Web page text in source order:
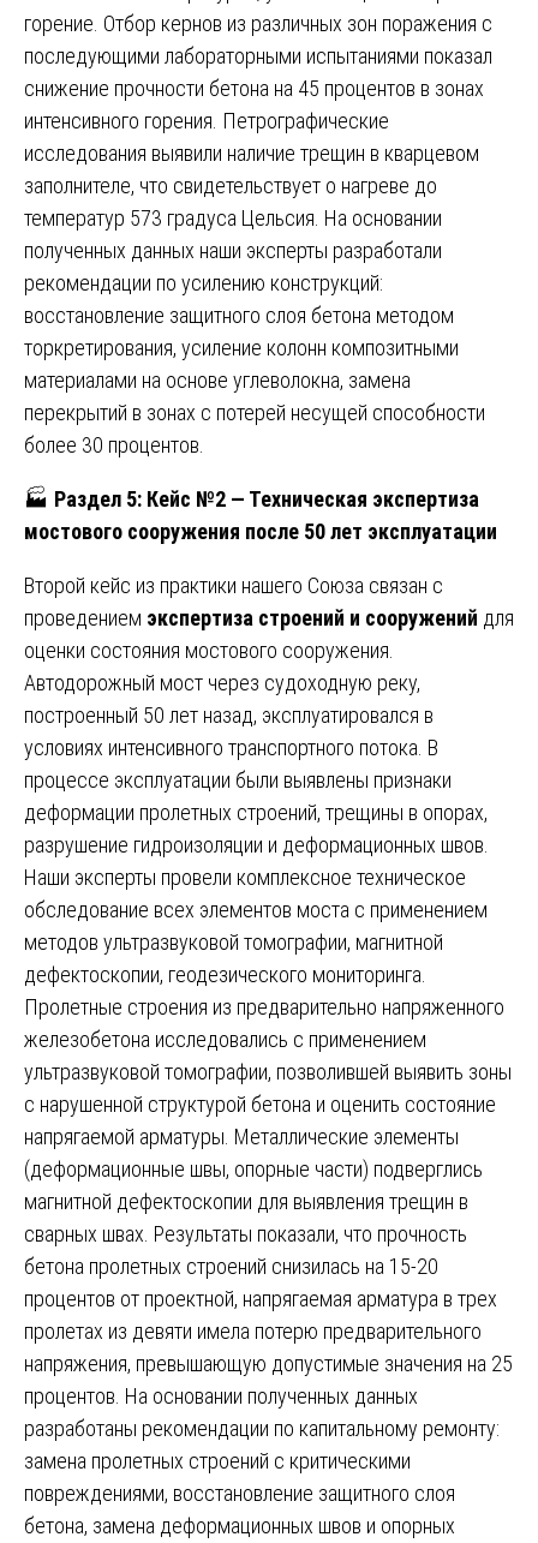
горение. Отбор кернов из различных зон поражения с
последующими лабораторными испытаниями показал
снижение прочности бетона на 45 процентов в зонах
интенсивного горения. Петрографические
исследования выявили наличие трещин в кварцевом
заполнителе, что свидетельствует о нагреве до
температур 573 градуса Цельсия. На основании
полученных данных наши эксперты разработали
рекомендации по усилению конструкций:
восстановление защитного слоя бетона методом
торкретирования, усиление колонн композитными
материалами на основе углеволокна, замена
перекрытий в зонах с потерей несущей способности
более 30 процентов.
🏭 Раздел 5: Кейс №2 — Техническая экспертиза
мостового сооружения после 50 лет эксплуатации
Второй кейс из практики нашего Союза связан с
проведением экспертиза строений и сооружений для
оценки состояния мостового сооружения.
Автодорожный мост через судоходную реку,
построенный 50 лет назад, эксплуатировался в
условиях интенсивного транспортного потока. В
процессе эксплуатации были выявлены признаки
деформации пролетных строений, трещины в опорах,
разрушение гидроизоляции и деформационных швов.
Наши эксперты провели комплексное техническое
обследование всех элементов моста с применением
методов ультразвуковой томографии, магнитной
дефектоскопии, геодезического мониторинга.
Пролетные строения из предварительно напряженного
железобетона исследовались с применением
ультразвуковой томографии, позволившей выявить зоны
с нарушенной структурой бетона и оценить состояние
напрягаемой арматуры. Металлические элементы
(деформационные швы, опорные части) подверглись
магнитной дефектоскопии для выявления трещин в
сварных швах. Результаты показали, что прочность
бетона пролетных строений снизилась на 15-20
процентов от проектной, напрягаемая арматура в трех
пролетах из девяти имела потерю предварительного
напряжения, превышающую допустимые значения на 25
процентов. На основании полученных данных
разработаны рекомендации по капитальному ремонту:
замена пролетных строений с критическими
повреждениями, восстановление защитного слоя
бетона, замена деформационных швов и опорных